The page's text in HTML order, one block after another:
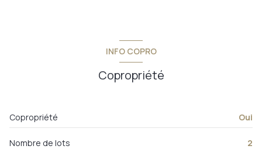
INFO COPRO
Copropriété
Copropriété Oui
Nombre de lots 2